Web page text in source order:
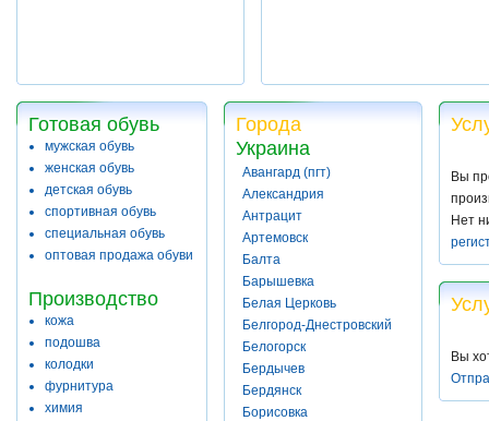
Готовая обувь
мужская обувь
женская обувь
детская обувь
спортивная обувь
специальная обувь
оптовая продажа обуви
Производство
кожа
подошва
колодки
фурнитура
химия
Города
Украина
Авангард (пгт)
Александрия
Антрацит
Артемовск
Балта
Барышевка
Белая Церковь
Белгород-Днестровский
Белогорск
Бердычев
Бердянск
Борисовка
Вы
Нет
Вы